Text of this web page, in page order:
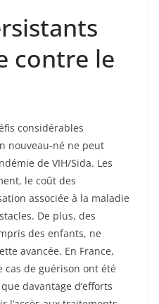
contre le
considérables
nouveau-né ne peut
de VIH/Sida. Les
le coût des
associée à la maladie
De plus, des
des enfants, ne
avancée. En France,
de guérison ont été
davantage d’efforts